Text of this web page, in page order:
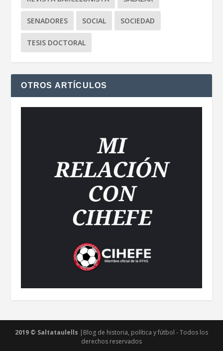
SENADORES SOCIAL SOCIEDAD
TESIS DOCTORAL
OTROS ARTÍCULOS
2019 © Saltataulells |Blog de historia, política y fútbol - Todos los
derechos reservados